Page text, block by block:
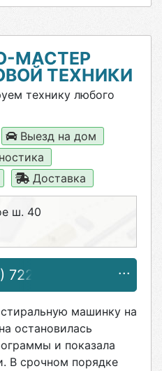
МАСТЕР
ТЕХНИКИ
технику любого
Выезд на дом
Доставка
ш. 40
722-38-68
машинку на
остановилась
и показала
В срочном порядке